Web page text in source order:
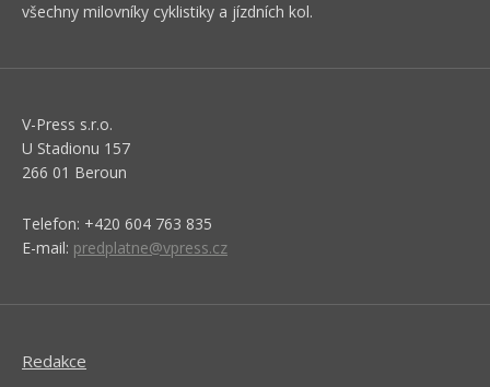
všechny milovníky cyklistiky a jízdních kol.
V-Press s.r.o.
U Stadionu 157
266 01 Beroun
Telefon: +420 604 763 835
E-mail: predplatne@vpress.cz
Redakce